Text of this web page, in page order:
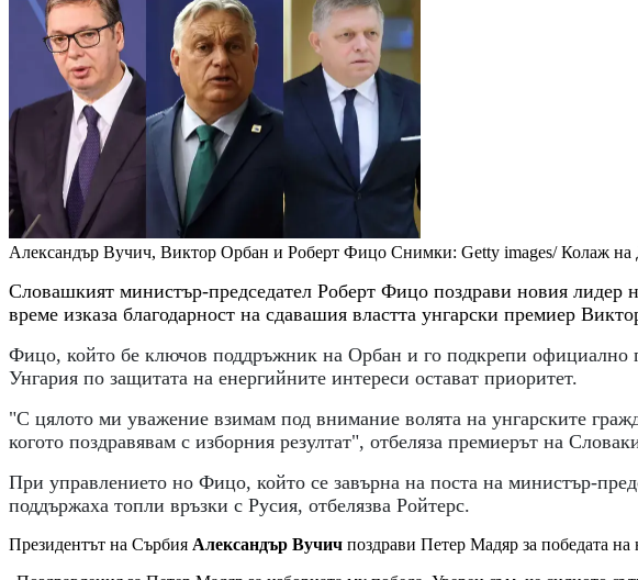
Александър Вучич, Виктор Орбан и Роберт Фицо Снимки: Getty images/ Колаж на
Словашкият министър-председател Роберт Фицо поздрави новия
време изказа благодарност на сдавашия властта унгарски премиер
Фицо, който бе ключов поддръжник на Орбан и го подкрепи официално
Унгария по защитата на енергийните интереси остават приоритет.
"С цялото ми уважение взимам под внимание волята на унгарските
когото поздравявам с изборния резултат", отбеляза премиерът на
При управлението но Фицо, който се завърна на поста на министър-
поддържаха топли връзки с Русия, отбелязва Ройтерс.
Президентът на Сърбия Александър Вучич поздрави Петер Мадяр за победата на